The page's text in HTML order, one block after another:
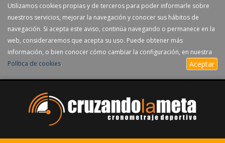
Utilizamos cookies propias y de terceros para poder informarle sobre
nuestros servicios, mejorar la navegación y conocer sus hábitos de
navegación. Si acepta este aviso, continúa navegando o permanece en la
web, consideraremos que acepta su uso. Puede obtener más
información, o bien conocer cómo cambiar la configuración, en nuestra
Política de cookies. Aceptar